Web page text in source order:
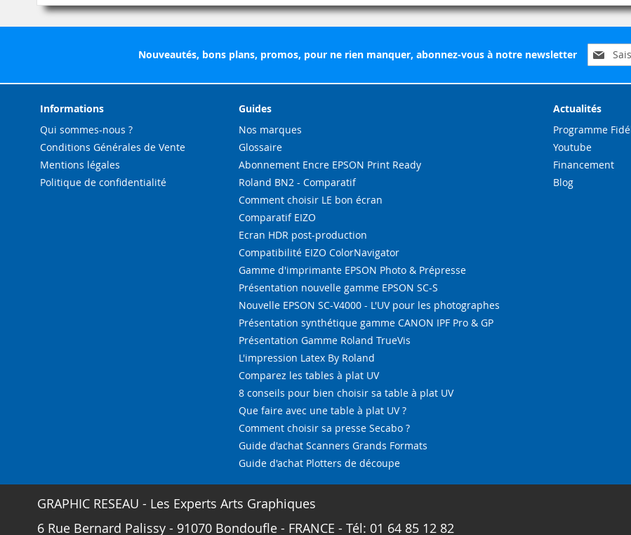
Nouveautés, bons plans, promos, pour ne rien manquer, abonnez-vous à notre newsletter
à
Informations
Qui sommes-nous ?
Conditions Générales de Vente
Mentions légales
Politique de confidentialité
Guides
Nos marques
Glossaire
Abonnement Encre EPSON Print Ready
Roland BN2 - Comparatif
Comment choisir LE bon écran
Comparatif EIZO
Ecran HDR post-production
Compatibilité EIZO ColorNavigator
Gamme d'imprimante EPSON Photo & Prépresse
Présentation nouvelle gamme EPSON SC-S
Nouvelle EPSON SC-V4000 - L'UV pour les photographes
Présentation synthétique gamme CANON IPF Pro & GP
Présentation Gamme Roland TrueVis
L'impression Latex By Roland
Comparez les tables à plat UV
8 conseils pour bien choisir sa table à plat UV
Que faire avec une table à plat UV ?
Comment choisir sa presse Secabo ?
Guide d'achat Scanners Grands Formats
Guide d'achat Plotters de découpe
Actualités
Programme
Youtube
Financement
Blog
GRAPHIC RESEAU - Les Experts Arts Graphiques
6 Rue Bernard Palissy - 91070 Bondoufle - FRANCE - Tél: 01 64 85 12 82